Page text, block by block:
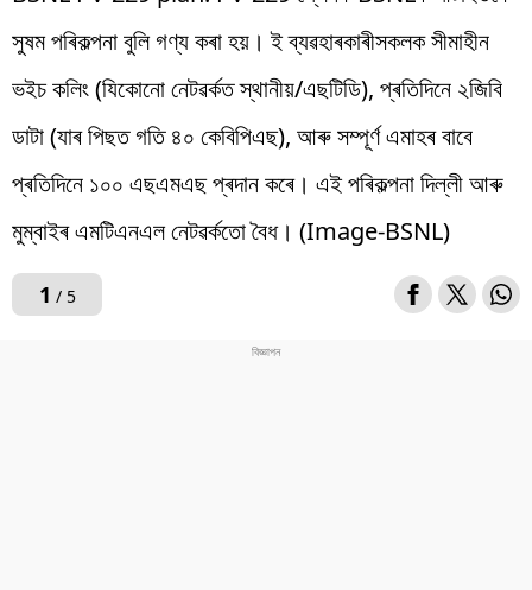
সুষম পৰিকল্পনা বুলি গণ্য কৰা হয়। ই ব্যৱহাৰকাৰীসকলক সীমাহীন
ভইচ কলিং (যিকোনো নেটৱৰ্কত স্থানীয়/এছটিডি), প্ৰতিদিনে ২জিবি
ডাটা (যাৰ পিছত গতি ৪০ কেবিপিএছ), আৰু সম্পূৰ্ণ এমাহৰ বাবে
প্ৰতিদিনে ১০০ এছএমএছ প্ৰদান কৰে। এই পৰিকল্পনা দিল্লী আৰু
মুম্বাইৰ এমটিএনএল নেটৱৰ্কতো বৈধ। (Image-BSNL)
1 / 5